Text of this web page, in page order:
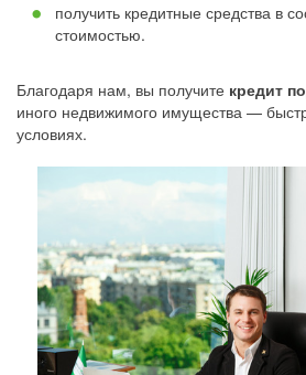
получить кредитные средства в
стоимостью.
Благодаря нам, вы получите кредит
иного недвижимого имущества —
условиях.